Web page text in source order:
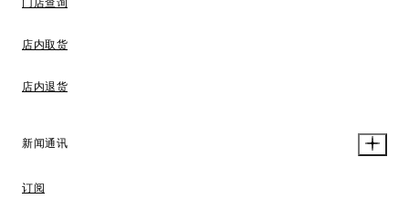
门店查询
店内取货
店内退货
新闻通讯
订阅